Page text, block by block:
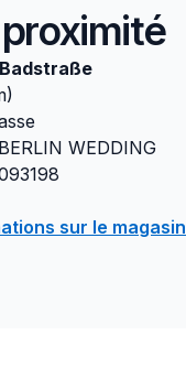
BERLIN WEDDING
sur le magasin